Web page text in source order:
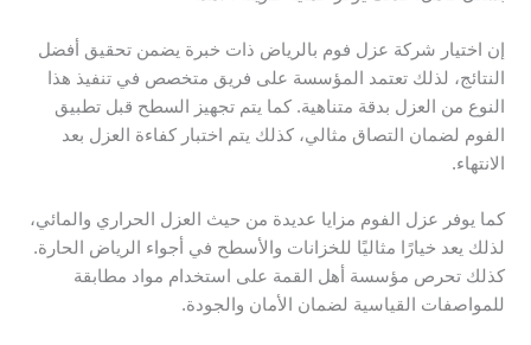
إن اختيار شركة عزل فوم بالرياض ذات خبرة يضمن تحقيق أفضل
النتائج، لذلك تعتمد المؤسسة على فريق متخصص في تنفيذ هذا
النوع من العزل بدقة متناهية. كما يتم تجهيز السطح قبل تطبيق
الفوم لضمان التصاق مثالي، كذلك يتم اختبار كفاءة العزل بعد
الانتهاء.
كما يوفر عزل الفوم مزايا عديدة من حيث العزل الحراري والمائي،
لذلك يعد خيارًا مثاليًا للخزانات والأسطح في أجواء الرياض الحارة.
كذلك تحرص مؤسسة أهل القمة على استخدام مواد مطابقة
للمواصفات القياسية لضمان الأمان والجودة.